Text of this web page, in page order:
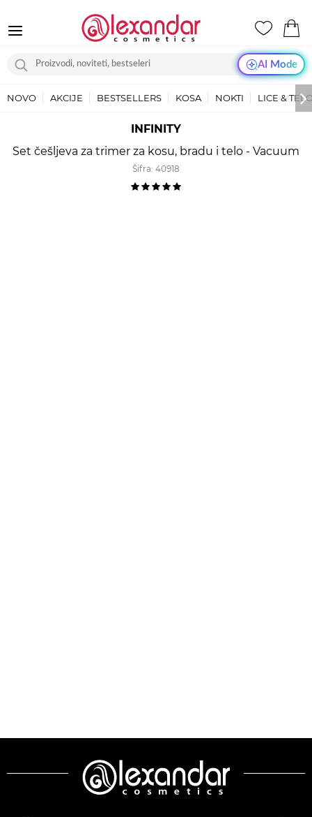
AI Mode
NOVO AKCIJE BESTSELLERS KOSA NOKTI LICE &
INFINITY
Set češljeva za trimer za kosu, bradu i telo - Vacuum
Šifra: 40918